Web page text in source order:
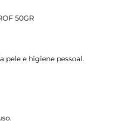
50GR
pele e higiene pessoal.